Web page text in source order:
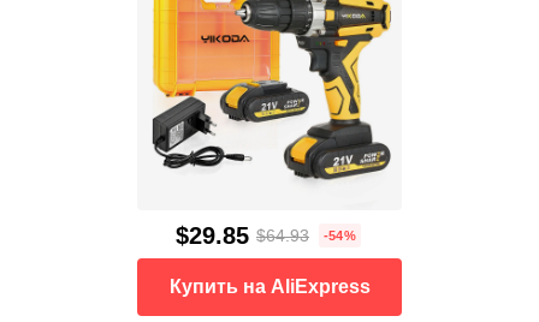
$29.85 $64.93 -54%
Купить на AliExpress